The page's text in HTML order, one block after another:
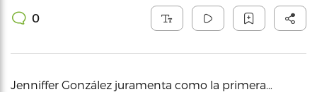
0
Jenniffer González juramenta como la primera…